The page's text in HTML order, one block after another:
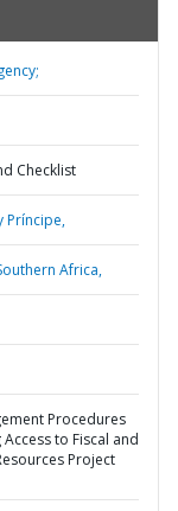
Checklist
Príncipe,
Africa,
Procedures
to Fiscal and
Project